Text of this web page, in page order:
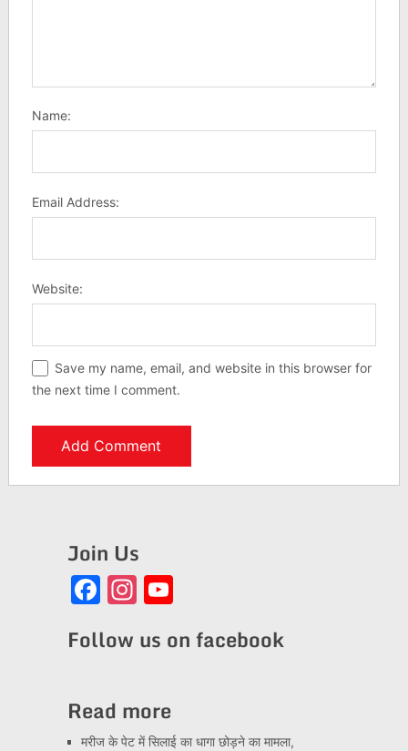
Name:
Email Address:
Website:
Save my name, email, and website in this browser for
the next time I comment.
Join Us
Facebook
Instagram
YouTube
Follow us on facebook
Read more
मरीज के पेट में सिलाई का धागा छोड़ने का मामला,